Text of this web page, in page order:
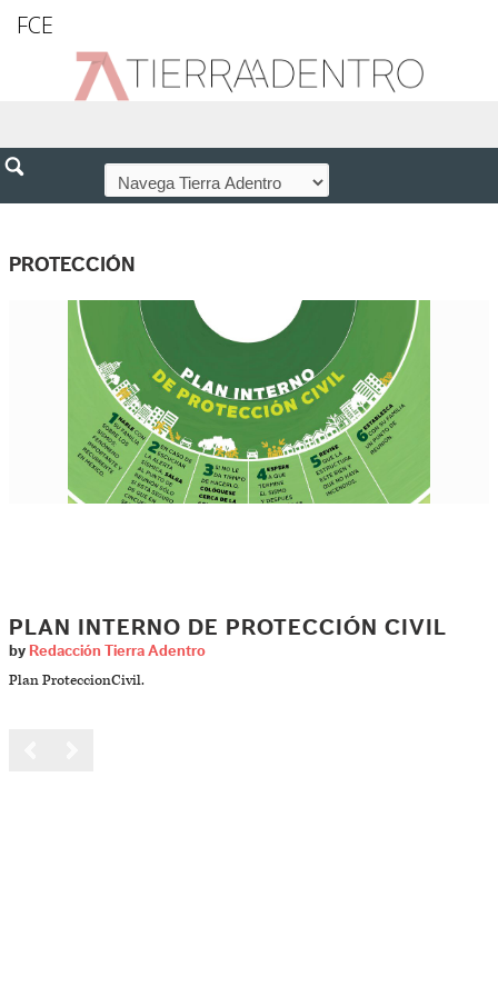
FCE
PROTECCIÓN
PLAN INTERNO DE PROTECCIÓN CIVIL
by Redacción Tierra Adentro
Plan ProteccionCivil.